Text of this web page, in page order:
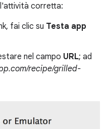
l'attività corretta:
fai clic su Testa app
nel campo URL; ad
recipe/grilled-